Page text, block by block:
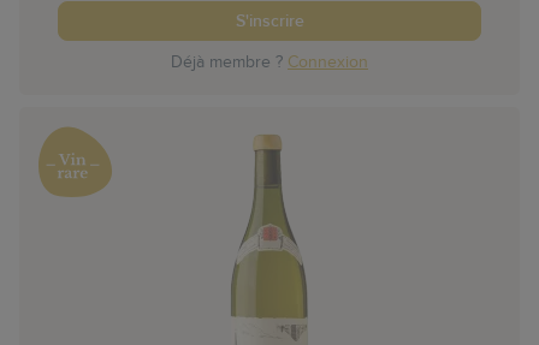
S'inscrire
Déjà membre ? Connexion